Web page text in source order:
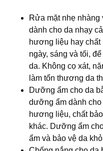
Rửa mặt nhẹ
dành cho da nhạy
hương liệu hay chất
ngày, sáng và tối,
da. Không cọ xát,
làm tổn thương da
Dưỡng ẩm cho da
dưỡng ẩm dành
hương liệu, chất
khác. Dưỡng ẩm
ẩm và bảo vệ da